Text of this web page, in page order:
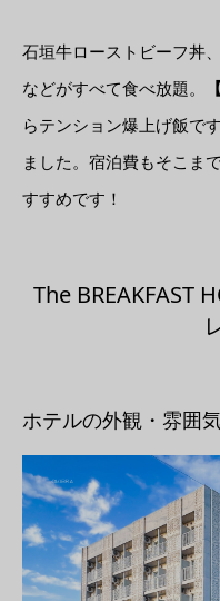
石垣牛ローストビーフ丼
などがすべて食べ放題。
らテンション爆上げ飯で
ました。宿泊費もそこま
すすめです！
The BREAKFAST
ホテルの外観・雰囲